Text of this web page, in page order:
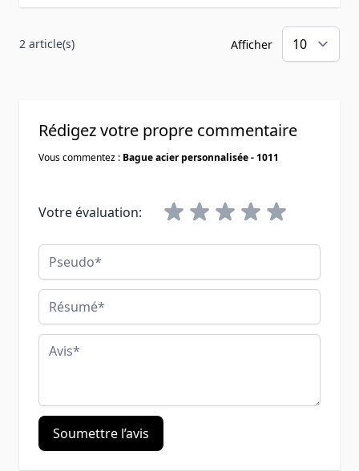
2 article(s) Afficher
Rédigez votre propre commentaire
Vous commentez : Bague acier personnalisée - 1011
Votre évaluation:
Pseudo
Résumé
Avis
Soumettre l’avis